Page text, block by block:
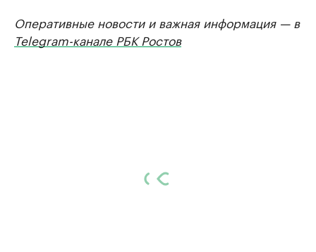
Оперативные новости и важная информация — в
Telegram-канале РБК Ростов